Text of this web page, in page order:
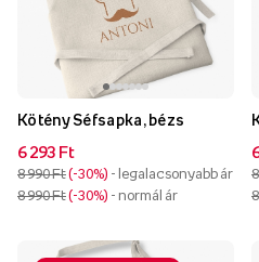
Kötény Séfsapka, bézs
6 293 Ft
8 990 Ft -30% - legalacsonyabb ár
8 990 Ft -30% - normál ár